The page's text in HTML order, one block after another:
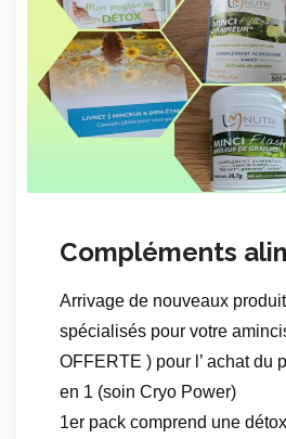
Compléments
Arrivage de nouveaux
spécialisés pour votre
OFFERTE ) pour l’ achat du
en 1 (soin Cryo Power)
1er pack comprend une